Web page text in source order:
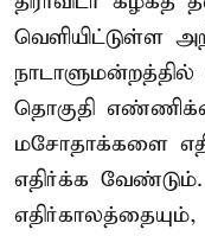
வெளியிட்டுள்ள
நாடாளுமன்றத்தில்
தொகுதி
மசோதாக்களை
எதிர்க்க